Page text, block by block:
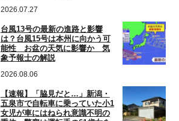
2026.07.27
台風13号の最新の進路と影響
は？台風15号は本州に向かう可
能性 お盆の天気に影響か 気
象予報士の解説
2026.08.06
【速報】「脇見だと…」新潟・
五泉市で自転車に乗っていた小1
女児が車にはねられ意識不明の